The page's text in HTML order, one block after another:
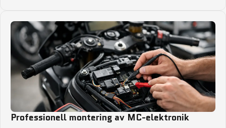
Professionell montering av MC-elektronik